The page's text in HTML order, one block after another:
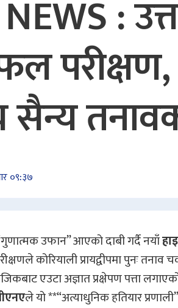
:
परीक्षण,
०९:३७
उफान” आएको दाबी गर्दै नयाँ
कोरियाली प्रायद्वीपमा पुनः
एउटा अज्ञात प्रक्षेपण पत्ता
ले यो **“अत्याधुनिक हतियार